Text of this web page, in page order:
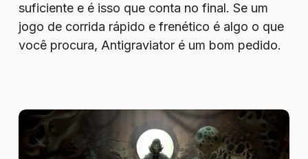
suficiente e é isso que conta no final. Se um
jogo de corrida rápido e frenético é algo o que
você procura, Antigraviator é um bom pedido.
Review
Tormentum